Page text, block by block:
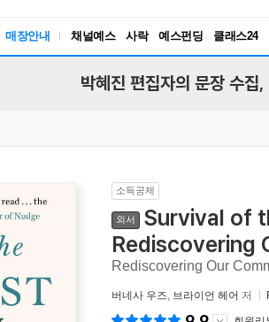
매장안내 채널예스 사락 예스펀딩 클래스24
박혜진 편집자의 문장 수집,
소득공제
외서
Survival of
Rediscovering
Rediscovering Our
버네사 우즈, 브라이언 헤어 저